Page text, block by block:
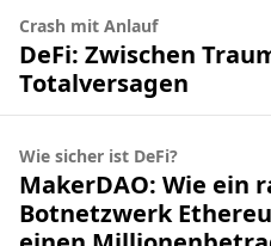
Crash mit Anlauf
DeFi: Zwischen
Totalversagen
Wie sicher ist DeFi?
MakerDAO: Wie ein
Botnetzwerk